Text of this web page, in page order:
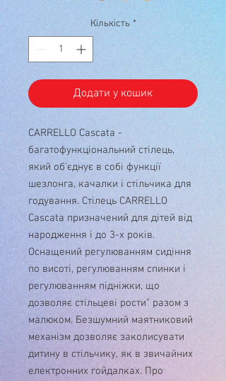
Кількість *
Додати у кошик
CARRELLO Cascata -
багатофункціональний стілець,
який об'єднує в собі функції
шезлонга, качалки і стільчика для
годування. Стілець CARRELLO
Cascata призначений для дітей від
народження і до 3-х років.
Оснащений регулюванням сидіння
по висоті, регулюванням спинки і
регулюванням підніжки, що
дозволяє стільцеві рости" разом з
малюком. Безшумний маятниковий
механізм дозволяє заколисувати
дитину в стільчику, як в звичайних
електронних гойдалках. Про